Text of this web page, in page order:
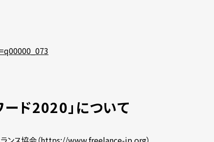
ード2020」について